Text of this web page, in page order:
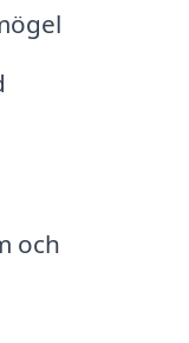
och